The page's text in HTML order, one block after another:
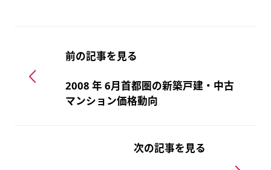
前の記事を見る
2008 年 6月首都圏の新築戸建・中古
マンション価格動向
次の記事を見る